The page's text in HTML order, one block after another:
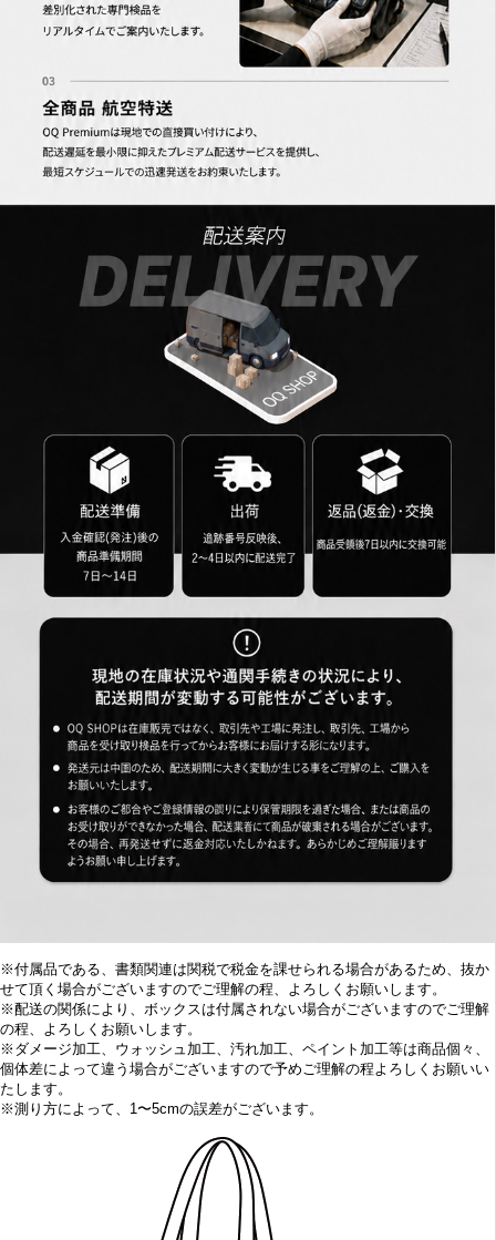
※付属品である、書類関連は関税で税金を課せられる場合があるため、抜か
せて頂く場合がございますのでご理解の程、よろしくお願いします。
※配送の関係により、ボックスは付属されない場合がございますのでご理解
の程、よろしくお願いします。
※ ダメージ加工、 ウォッシュ加工、汚れ加工、ペイント加工等は商品個々、
個体差によって違う場合がございますので予めご理解の程よろしくお願いい
たします。
※測り方によって、1〜5cmの誤差がございます。